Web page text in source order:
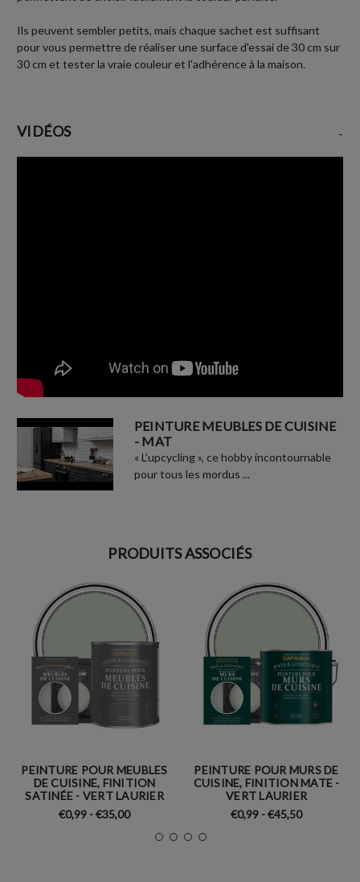
Ils peuvent sembler petits, mais chaque sachet est suffisant
pour vous permettre de réaliser une surface d'essai de 30 cm sur
30 cm et tester la vraie couleur et l'adhérence à la maison.
VIDÉOS -
PEINTURE MEUBLES DE CUISINE
- MAT
« L’upcycling », ce hobby incontournable
pour tous les mordus ...
PRODUITS ASSOCIÉS
PEINTURE POUR MEUBLES
DE CUISINE, FINITION
SATINÉE - VERT LAURIER
€0,99 - €35,00
PEINTURE POUR MURS DE
CUISINE, FINITION MATE -
VERT LAURIER
€0,99 - €45,50